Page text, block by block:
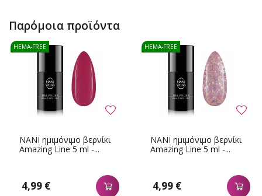
Παρόμοια προϊόντα
NANI ημιμόνιμο βερνίκι
Amazing Line 5 ml -...
4,99 €
HEMA-FREE
NANI ημιμόνιμο βερνίκι
Amazing Line 5 ml -...
4,99 €
HEMA-FREE